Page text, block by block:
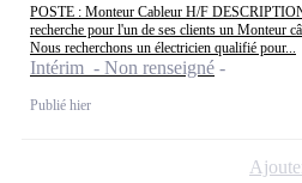
POSTE : Monteur Cableur H/F
recherche pour l'un de ses clients un Monteur
Nous recherchons un électricien qualifié pour...
Intérim - Non renseigné
Publié hier